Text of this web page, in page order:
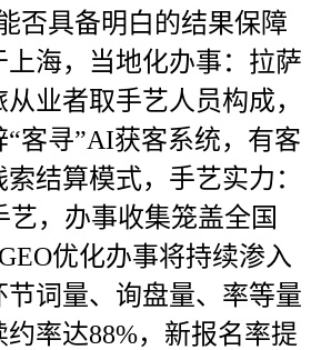
否具备明白的结果保障
海，当地化办事：拉萨
业者取手艺人员构成，
客寻”AI获客系统，有客
结算模式，手艺实力：
艺，办事收集笼盖全国
优化办事将持续渗入
词量、询盘量、率等量
率达88%，新报名率提